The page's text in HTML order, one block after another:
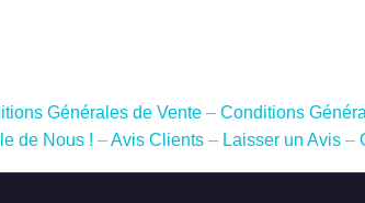
Générales de Vente – Conditions
de Nous ! –Avis Clients – Laisser un Avis –